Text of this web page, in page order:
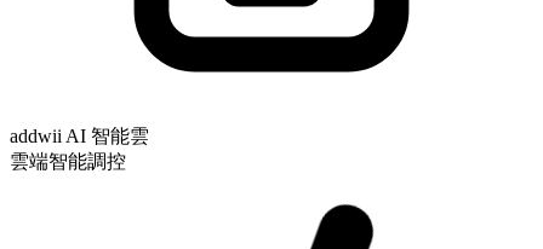
addwii AI 智能雲
雲端智能調控